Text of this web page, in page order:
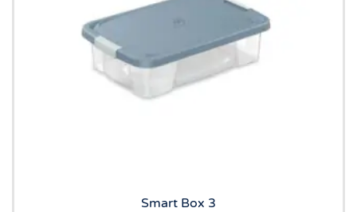
Smart Box 3